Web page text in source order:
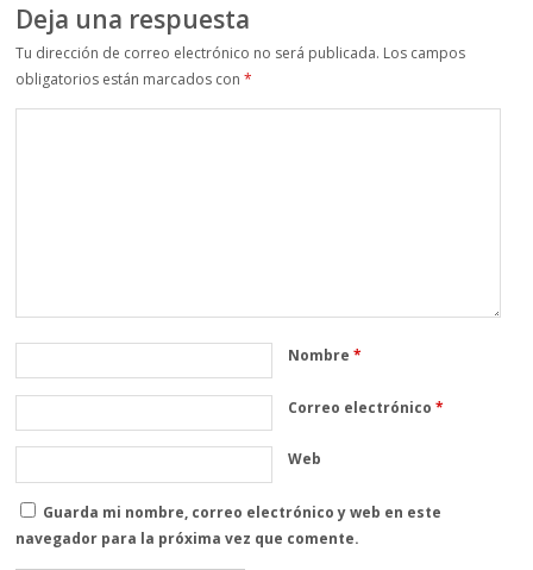
Deja una respuesta
Tu dirección de correo electrónico no será publicada. Los campos
obligatorios están marcados con*
Nombre*
Correo electrónico*
Web
Guarda mi nombre, correo electrónico y web en este
navegador para la próxima vez que comente.